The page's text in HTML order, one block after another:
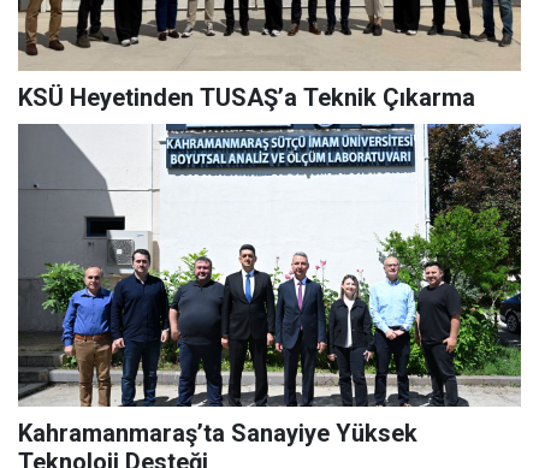
KSÜ Heyetinden TUSAŞ’a Teknik Çıkarma
Kahramanmaraş’ta Sanayiye Yüksek
Teknoloji Desteği